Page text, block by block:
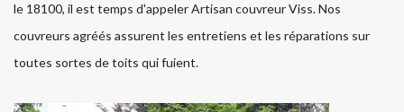
le 18100, il est temps d'appeler Artisan couvreur Viss. Nos
couvreurs agréés assurent les entretiens et les réparations sur
toutes sortes de toits qui fuient.